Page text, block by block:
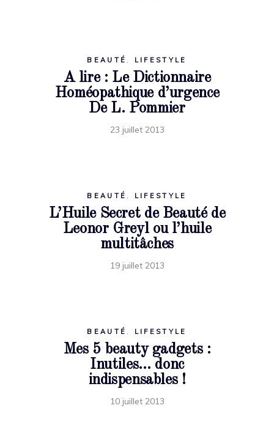
BEAUTÉ , LIFESTYLE
A lire : Le Dictionnaire
Homéopathique d’urgence
De L. Pommier
23 juillet 2013
BEAUTÉ , LIFESTYLE
L’Huile Secret de Beauté de
Leonor Greyl ou l’huile
multitâches
19 juillet 2013
BEAUTÉ , LIFESTYLE
Mes 5 beauty gadgets :
Inutiles… donc
indispensables !
10 juillet 2013